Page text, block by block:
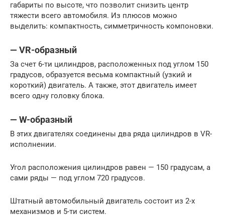
габариты по высоте, что позволит снизить центр
тяжести всего автомобиля. Из плюсов можно
выделить: компактность, симметричность компоновки.
— VR-образный
За счет 6-ти цилиндров, расположенных под углом 150
градусов, образуется весьма компактный (узкий и
короткий) двигатель. А также, этот двигатель имеет
всего одну головку блока.
— W-образный
В этих двигателях соединены два ряда цилиндров в VR-
исполнении.
Угол расположения цилиндров равен — 150 градусам, а
сами ряды — под углом 720 градусов.
Штатный автомобильный двигатель состоит из 2-х
механизмов и 5-ти систем.